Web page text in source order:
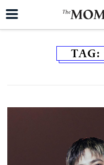
TAG: